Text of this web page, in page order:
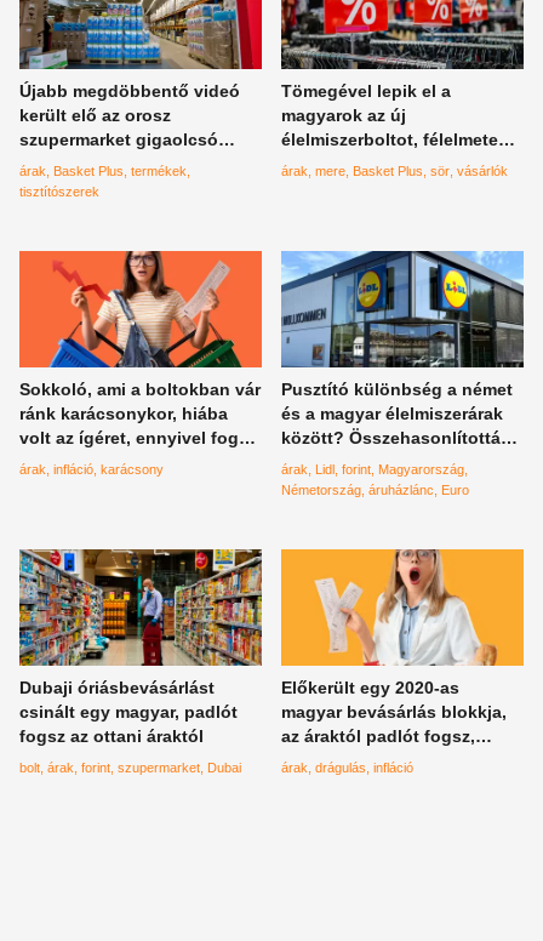
Újabb megdöbbentő videó
került elő az orosz
szupermarket gigaolcsó
termékeiről, valami nagyon
furcsa
árak Basket Plus termékek
tisztítószerek
Tömegével lepik el a
magyarok az új
élelmiszerboltot, félelmetes
jelentek játszódtak le
árak mere Basket Plus sör vásárlók
Sokkoló, ami a boltokban vár
ránk karácsonykor, hiába
volt az ígéret, ennyivel fog
többe kerülni minden
árak infláció karácsony
Pusztító különbség a német
és a magyar élelmiszerárak
között? Összehasonlították,
rendkívüli az eredmény
árak Lidl forint Magyarország
Németország áruházlánc Euro
Dubaji óriásbevásárlást
csinált egy magyar, padlót
fogsz az ottani áraktól
bolt árak forint szupermarket Dubai
Előkerült egy 2020-as
magyar bevásárlás blokkja,
az áraktól padlót fogsz,
összehasonlították a
árak drágulás infláció